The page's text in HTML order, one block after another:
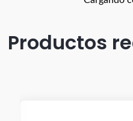
Productos